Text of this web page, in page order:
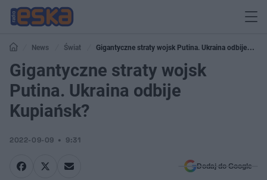
News Świat
Gigantyczne straty wojsk Putina. Ukraina odbije
Kupiańsk?
Gigantyczne straty wojsk
Putina. Ukraina odbije
Kupiańsk?
2022-09-09 9:31
Dodaj do Google